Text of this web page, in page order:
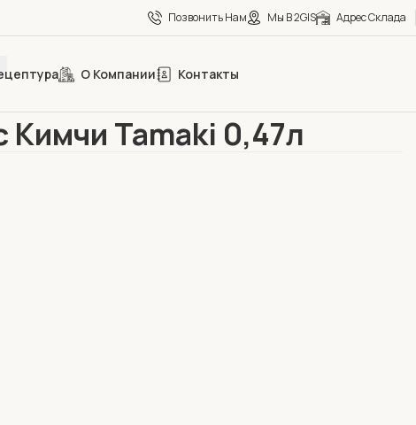
Позвонить Нам Мы В 2GIS Адрес Склада
О Компании Контакты
Кимчи Tamaki 0,47л